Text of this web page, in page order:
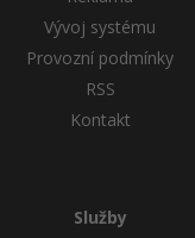
Vývoj systému
Provozní podmínky
RSS
Kontakt
Služby